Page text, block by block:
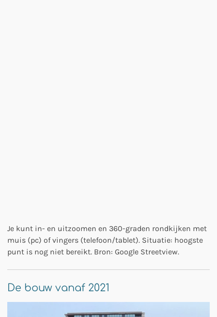
Je kunt in- en uitzoomen en 360-graden rondkijken met
muis (pc) of vingers (telefoon/tablet). Situatie: hoogste
punt is nog niet bereikt. Bron: Google Streetview.
De bouw vanaf 2021